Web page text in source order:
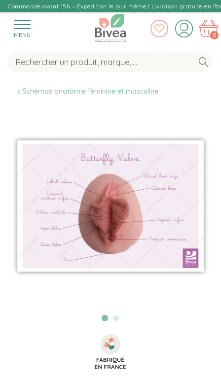
Commande avant 15h = Expédition le jour même | Livraison gratuite en
MENU 0
Schémas anatomie féminine et masculine